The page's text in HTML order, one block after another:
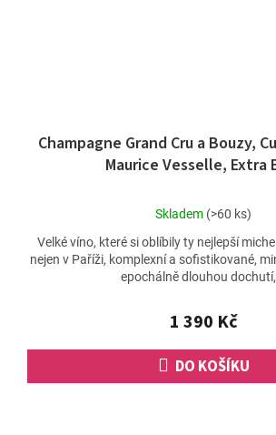
Champagne Grand Cru a Bouzy,
Maurice Vesselle, Extra
Průměrné
produktu
je
5,0
5
hvězdiček.
Skladem (>60 ks)
1 390 Kč
DO KOŠÍKU
Velké víno, které si oblíbily ty nejlepší
nejen v Paříži, komplexní a sofistikované,
epochálně dlouhou